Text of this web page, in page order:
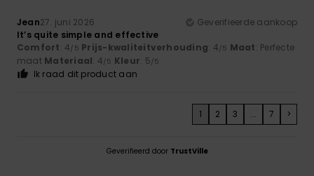
Jean27. juni 2026
Geverifieerde aankoop
It’s quite simple and effective
Comfort: 4/5 Prijs-kwaliteitverhouding: 4/5 Maat: Perfecte
maat Materiaal: 4/5 Kleur: 5/5
Ik raad dit product aan
1 2 3 ... 7 >
Geverifieerd door TrustVille